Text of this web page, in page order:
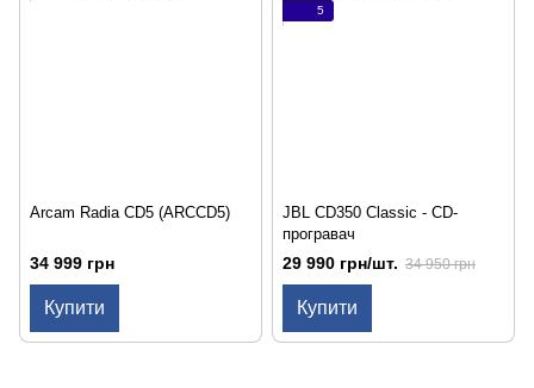
Arcam Radia CD5 (ARCCD5)
34 999 грн
Купити
5
JBL CD350 Classic - CD-
програвач
29 990 грн/шт. 34 950 грн
Купити